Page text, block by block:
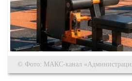
© Фото: МАКС-канал